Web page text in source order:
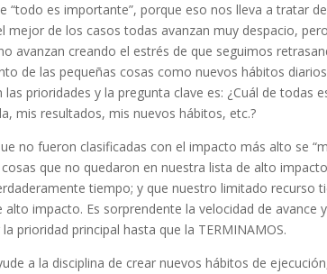
“todo es importante”, porque eso nos lleva a tratar
mejor de los casos todas avanzan muy despacio,
avanzan creando el estrés de que seguimos
de las pequeñas cosas como nuevos hábitos
prioridades y la pregunta clave es: ¿Cuál de todas
mis resultados, mis nuevos hábitos, etc.?
no fueron clasificadas con el impacto más alto se
que no quedaron en nuestra lista de alto
tiempo; y que nuestro limitado recurso
impacto. Es sorprendente la velocidad de avance
prioridad principal hasta que la TERMINAMOS.
a la disciplina de crear nuevos hábitos de